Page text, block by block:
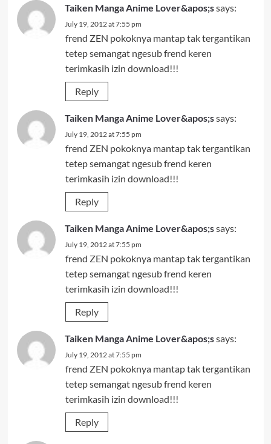
Taiken Manga Anime Lover&apos;ssays:
July 19, 2012 at 7:55 pm
frend ZEN pokoknya mantap tak tergantikan
tetep semangat ngesub frend keren
terimkasih izin download!!!
Reply
Taiken Manga Anime Lover&apos;ssays:
July 19, 2012 at 7:55 pm
frend ZEN pokoknya mantap tak tergantikan
tetep semangat ngesub frend keren
terimkasih izin download!!!
Reply
Taiken Manga Anime Lover&apos;ssays:
July 19, 2012 at 7:55 pm
frend ZEN pokoknya mantap tak tergantikan
tetep semangat ngesub frend keren
terimkasih izin download!!!
Reply
Taiken Manga Anime Lover&apos;ssays:
July 19, 2012 at 7:55 pm
frend ZEN pokoknya mantap tak tergantikan
tetep semangat ngesub frend keren
terimkasih izin download!!!
Reply